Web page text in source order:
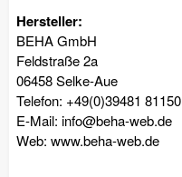
Hersteller:
BEHA GmbH
Feldstraße 2a
06458 Selke-Aue
Telefon: +49(0)39481 81150
E-Mail: info@beha-web.de
Web: www.beha-web.de